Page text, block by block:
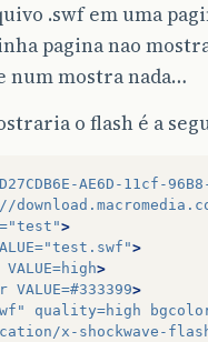
.swf em uma
pagina nao
num mostra nada…
o flash é a
AE6D-11cf-
"test">
"test.swf">
VALUE=high>
VALUE=#333399>
quality=high
x-shockwave-